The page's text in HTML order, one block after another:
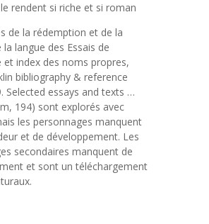
rendent si riche et si roman
de la rédemption et de la
la langue des Essais de
et index des noms propres,
bibliography & reference
Selected essays and texts …
194) sont explorés avec
les personnages manquent
et de développement. Les
secondaires manquent de
et sont un téléchargement